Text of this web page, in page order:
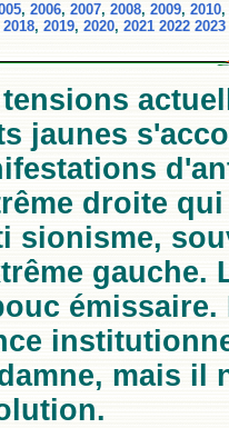
, 2006, 2007, 2008, 2009, 2010,
2018, 2019, 2020, 2021 2022 2023
jaunes
droite
sionisme,
gauche.
émissaire.
mais il